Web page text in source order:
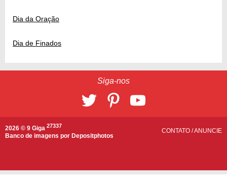
Dia da Oração
Dia de Finados
Siga-nos
2026 © 9 Giga 27337
Banco de imagens por Depositphotos
CONTATO /ANUNCIE